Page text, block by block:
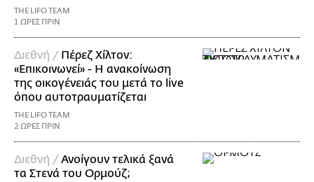
THE LIFO TEAM
1 ΩΡΕΣ ΠΡΙΝ
Διεθνή / Πέρεζ Χίλτον:
«Επικοινωνεί» - Η ανακοίνωση
της οικογένειάς του μετά το live
όπου αυτοτραυματίζεται
THE LIFO TEAM
2 ΩΡΕΣ ΠΡΙΝ
Διεθνή /Ανοίγουν τελικά ξανά
τα Στενά του Ορμούζ;